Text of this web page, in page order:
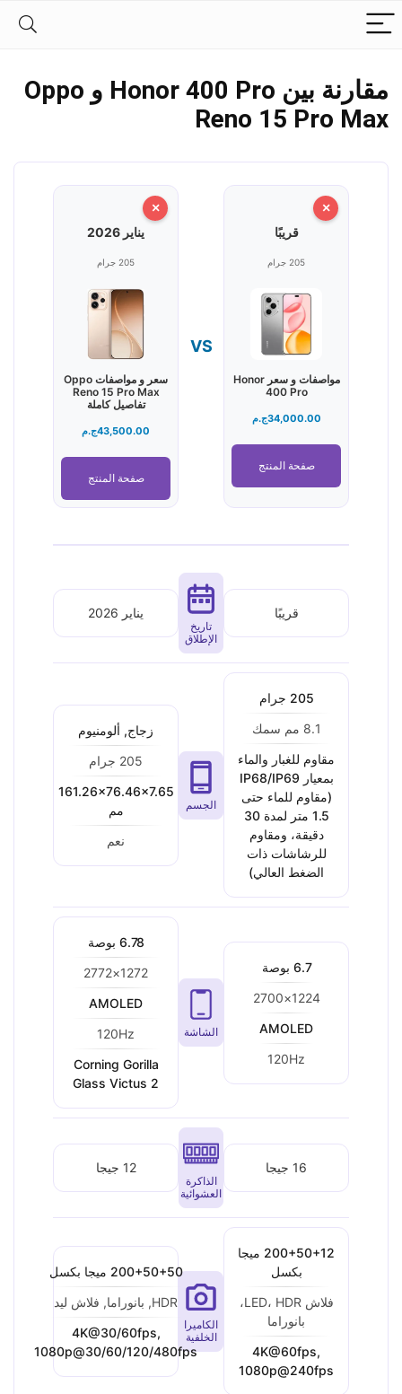
مقارنة بين Honor 400 Pro و Oppo
Reno 15 Pro Max
×
قريبًا
205 جرام
مواصفات و سعر Honor
400 Pro
ج.م34,000.00
صفحة المنتج
VS
×
يناير 2026
205 جرام
سعر و مواصفات Oppo
Reno 15 Pro Max
تفاصيل كاملة
ج.م43,500.00
صفحة المنتج
قريبًا
تاريخ
الإطلاق
يناير 2026
205 جرام
8.1 مم سمك
مقاوم للغبار والماء
بمعيار IP68/IP69
(مقاوم للماء حتى
1.5 متر لمدة 30
دقيقة، ومقاوم
للرشاشات ذات
الضغط العالي)
الجسم
زجاج, ألومنيوم
205 جرام
161.26x76.46x7.65
مم
نعم
6.7 بوصة
1224×2700
AMOLED
120Hz
الشاشة
6.78 بوصة
1272×2772
AMOLED
120Hz
Corning Gorilla
Glass Victus 2
16 جيجا
الذاكرة
العشوائية
12 جيجا
200+50+12 ميجا
بكسل
فلاش LED، HDR،
بانوراما
4K@60fps,
1080p@240fps
الكاميرا
الخلفية
200+50+50 ميجا بكسل
HDR, بانوراما, فلاش ليد
4K@30/60fps,
1080p@30/60/120/480fps